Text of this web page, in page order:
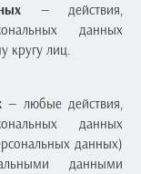
— действия,
данных
кругу лиц.
— любые действия,
данных
данных)
данными